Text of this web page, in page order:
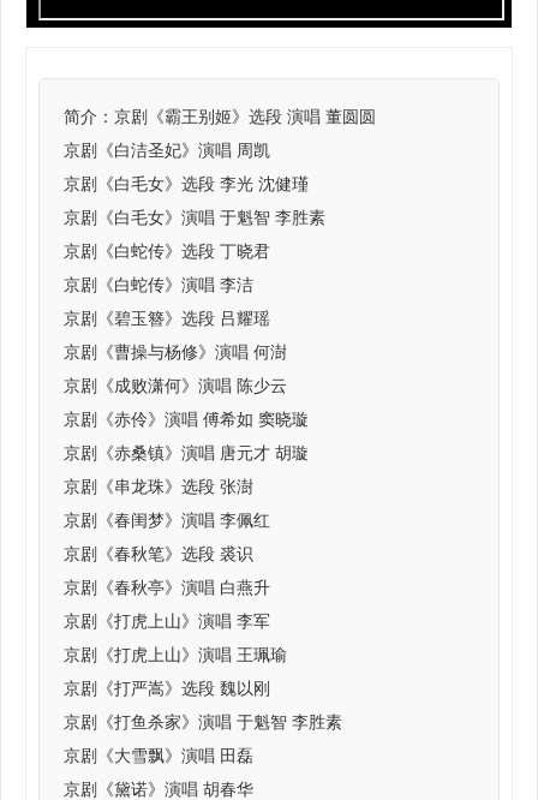
简介： 京剧《霸王别姬》选段 演唱 董圆圆
京剧《白洁圣妃》演唱 周凯
京剧《白毛女》选段 李光 沈健瑾
京剧《白毛女》演唱 于魁智 李胜素
京剧《白蛇传》选段 丁晓君
京剧《白蛇传》演唱 李洁
京剧《碧玉簪》选段 吕耀瑶
京剧《曹操与杨修》演唱 何澍
京剧《成败潇何》演唱 陈少云
京剧《赤伶》演唱 傅希如 窦晓璇
京剧《赤桑镇》演唱 唐元才 胡璇
京剧《串龙珠》选段 张澍
京剧《春闺梦》演唱 李佩红
京剧《春秋笔》选段 裘识
京剧《春秋亭》演唱 白燕升
京剧《打虎上山》演唱 李军
京剧《打虎上山》演唱 王珮瑜
京剧《打严嵩》选段 魏以刚
京剧《打鱼杀家》演唱 于魁智 李胜素
京剧《大雪飘》演唱 田磊
京剧《黛诺》演唱 胡春华